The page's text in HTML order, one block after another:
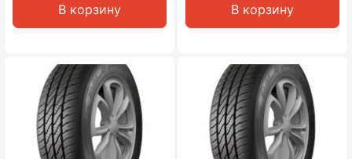
В корзину В корзину